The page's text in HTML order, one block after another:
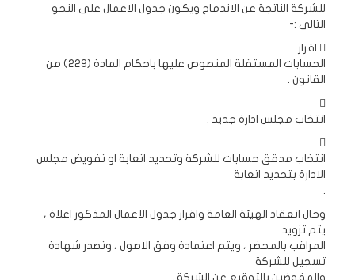
للشركة الناتجة عن الاندماج ويكون جدول الاعمال على النحو
التالى :-
 اقرار
الحسابات المستقلة المنصوص عليها باحكام المادة (229) من
القانون .

انتخاب مجلس ادارة جديد .

انتخاب مدقق حسابات للشركة وتحديد اتعابة او تفويض مجلس
الادارة بتحديد اتعابة
.
وحال انعقاد الهيئة العامة واقرار جدول الاعمال المذكور اعلاة ،
يتم تزويد
المراقب بالمحضر ، ويتم اعتمادة وفق الاصول ، وتصدر شهادة
تسجيل للشركة
والمفوضين بالتوقيع عن الشركة .